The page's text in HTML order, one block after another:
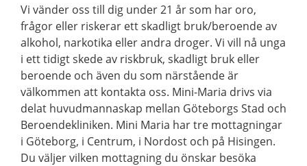
Vi vänder oss till dig under 21 år som har oro,
frågor eller riskerar ett skadligt bruk/beroende av
alkohol, narkotika eller andra droger. Vi vill nå unga
i ett tidigt skede av riskbruk, skadligt bruk eller
beroende och även du som närstående är
välkommen att kontakta oss. Mini-Maria drivs via
delat huvudmannaskap mellan Göteborgs Stad och
Beroendekliniken. Mini Maria har tre mottagningar
i Göteborg, i Centrum, i Nordost och på Hisingen.
Du väljer vilken mottagning du önskar besöka